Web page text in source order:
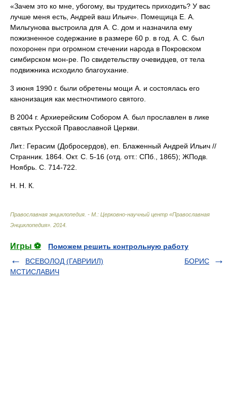
«Зачем это ко мне, убогому, вы трудитесь приходить? У вас
лучше меня есть, Андрей ваш Ильич». Помещица Е. А.
Мильгунова выстроила для А. С. дом и назначила ему
пожизненное содержание в размере 60 р. в год. А. С. был
похоронен при огромном стечении народа в Покровском
симбирском мон-ре. По свидетельству очевидцев, от тела
подвижника исходило благоухание.
3 июня 1990 г. были обретены мощи А. и состоялась его
канонизация как местночтимого святого.
В 2004 г. Архиерейским Собором А. был прославлен в лике
святых Русской Православной Церкви.
Лит.: Герасим (Добросердов), еп. Блаженный Андрей Ильич //
Странник. 1864. Окт. С. 5-16 (отд. отт.: СПб., 1865); ЖПодв.
Ноябрь. С. 714-722.
Н. Н. К.
Православная энциклопедия. - М.: Церковно-научный центр «Православная
Энциклопедия» 2014
Игры ⚽
Поможем решить контрольную работу
ВСЕВОЛОД (ГАВРИИЛ)
МСТИСЛАВИЧ
БОРИС